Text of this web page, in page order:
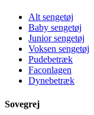
Alt sengetøj
Baby sengetøj
Junior sengetøj
Voksen sengetøj
Pudebetræk
Faconlagen
Dynebetræk
Sovegrej